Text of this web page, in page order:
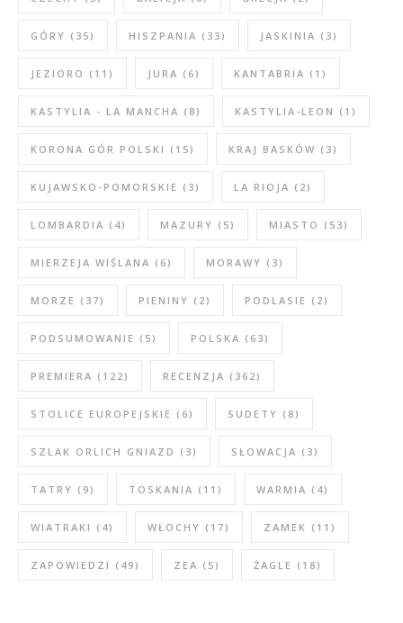
GÓRY (35) HISZPANIA (33) JASKINIA (3)
JEZIORO (11) JURA (6) KANTABRIA (1)
KASTYLIA - LA MANCHA (8) KASTYLIA-LEON (1)
KORONA GÓR POLSKI (15) KRAJ BASKÓW (3)
KUJAWSKO-POMORSKIE (3) LA RIOJA (2)
LOMBARDIA (4) MAZURY (5) MIASTO (53)
MIERZEJA WIŚLANA (6) MORAWY (3)
MORZE (37) PIENINY (2) PODLASIE (2)
PODSUMOWANIE (5) POLSKA (63)
PREMIERA (122) RECENZJA (362)
STOLICE EUROPEJSKIE (6) SUDETY (8)
SZLAK ORLICH GNIAZD (3) SŁOWACJA (3)
TATRY (9) TOSKANIA (11) WARMIA (4)
WIATRAKI (4) WŁOCHY (17) ZAMEK (11)
ZAPOWIEDZI (49) ZEA (5) ŻAGLE (18)